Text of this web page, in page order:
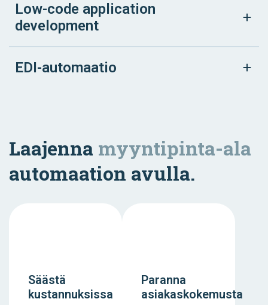
Low-code application
development
EDI-automaatio
Laajenna myyntipinta-ala
automaation avulla.
Säästä
kustannuksissa
Paranna
asiakaskokemusta